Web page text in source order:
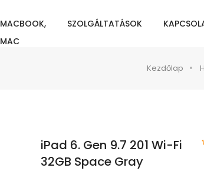
MACBOOK,
MAC
SZOLGÁLTATÁSOK
Kezdőlap
iPad 6. Gen 9.7 201 Wi-Fi
32GB Space Gray